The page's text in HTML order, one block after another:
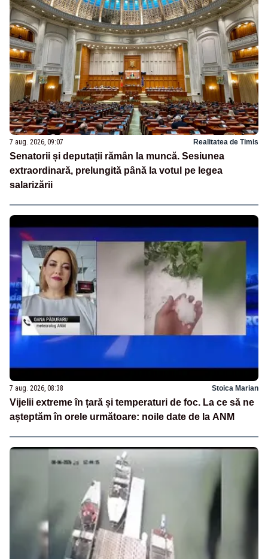
7 aug. 2026, 09:07 Realitatea de Timis
Senatorii și deputații rămân la muncă. Sesiunea
extraordinară, prelungită până la votul pe legea
salarizării
7 aug. 2026, 08:38 Stoica Marian
Vijelii extreme în țară și temperaturi de foc. La ce să ne
așteptăm în orele următoare: noile date de la ANM